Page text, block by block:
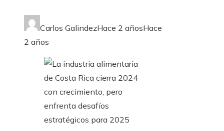
Carlos GalindezHace 2 añosHace
2 años